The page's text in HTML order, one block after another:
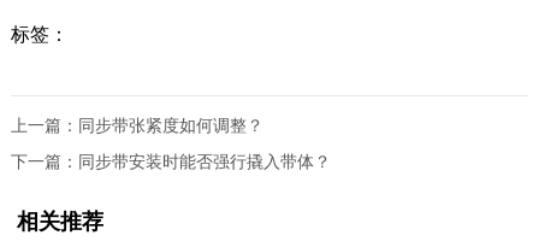
标签：
上一篇： 同步带张紧度如何调整？
下一篇： 同步带安装时能否强行撬入带体？
相关推荐